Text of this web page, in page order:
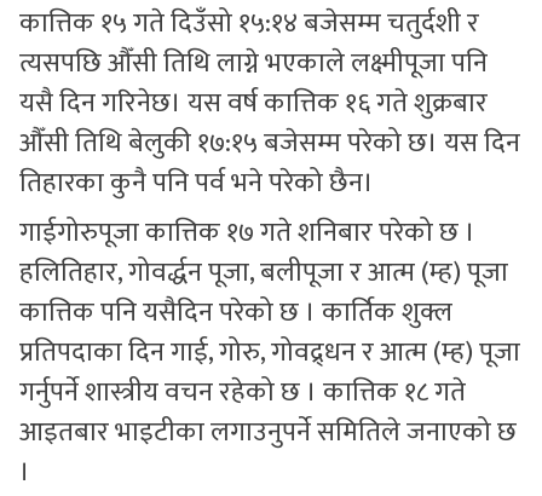
कात्तिक १५ गते दिउँसो १५:१४ बजेसम्म चतुर्दशी र
त्यसपछि औँसी तिथि लाग्ने भएकाले लक्ष्मीपूजा पनि
यसै दिन गरिनेछ। यस वर्ष कात्तिक १६ गते शुक्रबार
औँसी तिथि बेलुकी १७:१५ बजेसम्म परेको छ। यस दिन
तिहारका कुनै पनि पर्व भने परेको छैन।
गाईगोरुपूजा कात्तिक १७ गते शनिबार परेको छ ।
हलितिहार, गोवर्द्धन पूजा, बलीपूजा र आत्म (म्ह) पूजा
कात्तिक पनि यसैदिन परेको छ । कार्तिक शुक्ल
प्रतिपदाका दिन गाई, गोरु, गोवद्र्धन र आत्म (म्ह) पूजा
गर्नुपर्ने शास्त्रीय वचन रहेको छ । कात्तिक १८ गते
आइतबार भाइटीका लगाउनुपर्ने समितिले जनाएको छ
।